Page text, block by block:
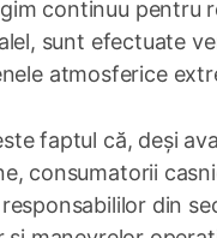
continuu pentru
sunt efectuate
atmosferice
faptul că, deși
consumatorii
din